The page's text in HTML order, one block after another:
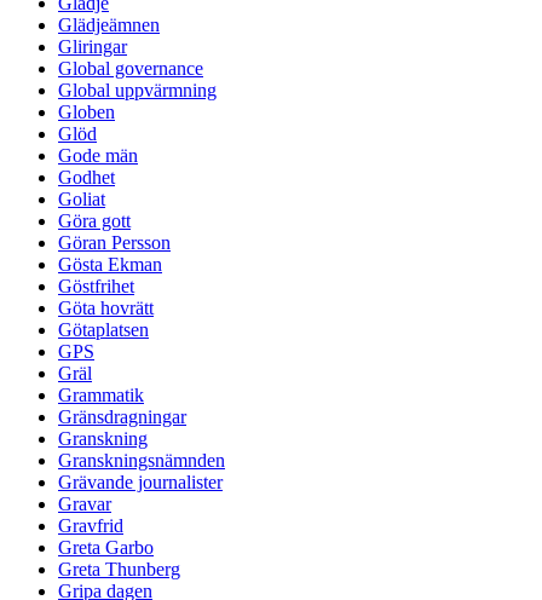
Glädjeämnen
Gliringar
Global governance
Global uppvärmning
Globen
Glöd
Gode män
Godhet
Goliat
Göra gott
Göran Persson
Gösta Ekman
Göstfrihet
Göta hovrätt
Götaplatsen
GPS
Gräl
Grammatik
Gränsdragningar
Granskning
Granskningsnämnden
Grävande journalister
Gravar
Gravfrid
Greta Garbo
Greta Thunberg
Gripa dagen